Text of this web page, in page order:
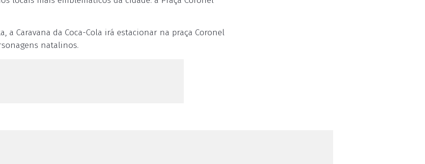
a Caravana da Coca-Cola irá estacionar na praça Coronel
natalinos.